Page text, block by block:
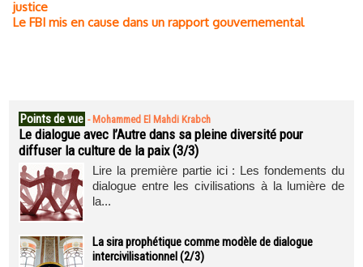
justice
Le FBI mis en cause dans un rapport gouvernemental
Points de vue - Mohammed El Mahdi Krabch
Le dialogue avec l’Autre dans sa pleine diversité pour
diffuser la culture de la paix (3/3)
Lire la première partie ici : Les fondements du
dialogue entre les civilisations à la lumière de
la...
La sira prophétique comme modèle de dialogue
intercivilisationnel (2/3)